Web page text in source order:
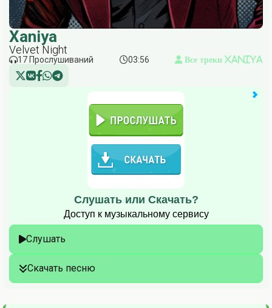
Xaniya
Velvet Night
17 Прослушиваний 03:56 Все треки Xaniya
Слушать или Скачать?
Доступ к музыкальному сервису
Слушать
Скачать песню